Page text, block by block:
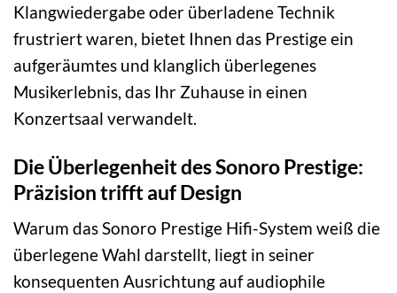
Klangwiedergabe oder überladene Technik
frustriert waren, bietet Ihnen das Prestige ein
aufgeräumtes und klanglich überlegenes
Musikerlebnis, das Ihr Zuhause in einen
Konzertsaal verwandelt.
Die Überlegenheit des Sonoro Prestige:
Präzision trifft auf Design
Warum das Sonoro Prestige Hifi-System weiß die
überlegene Wahl darstellt, liegt in seiner
konsequenten Ausrichtung auf audiophile